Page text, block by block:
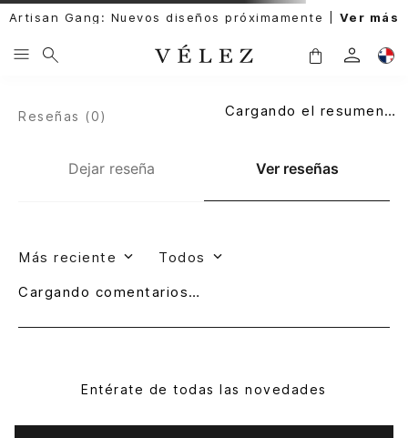
Artisan Gang: Nuevos diseños próximamente | Ver más
Dejar reseña Ver reseñas
Reseñas (0) Cargando el resumen…
Más reciente Todos
Cargando comentarios…
Entérate de todas las novedades